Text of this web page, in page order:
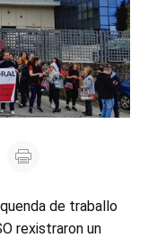
de traballo
rexistraron un